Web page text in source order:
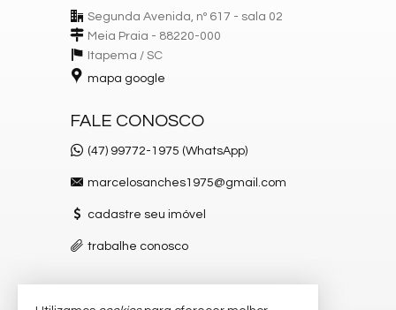
Segunda Avenida, nº 617 - sala 02
Meia Praia - 88220-000
Itapema / SC
mapa google
FALE CONOSCO
(47) 99772-1975 (WhatsApp)
marcelosanches1975@gmail.com
cadastre seu imóvel
trabalhe conosco